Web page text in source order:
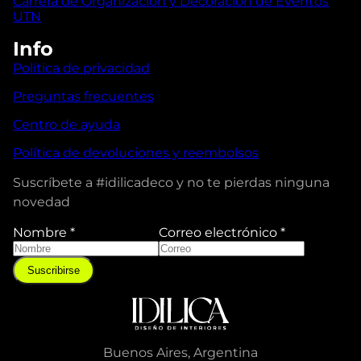
UTN
Info
Política de privacidad
Preguntas frecuentes
Centro de ayuda
Política de devoluciones y reembolsos
Suscríbete a #idilicadeco y no te pierdas ninguna
novedad
C
o
r
Nombre * Correo electrónico *
Suscribirse
Buenos Aires, Argentina